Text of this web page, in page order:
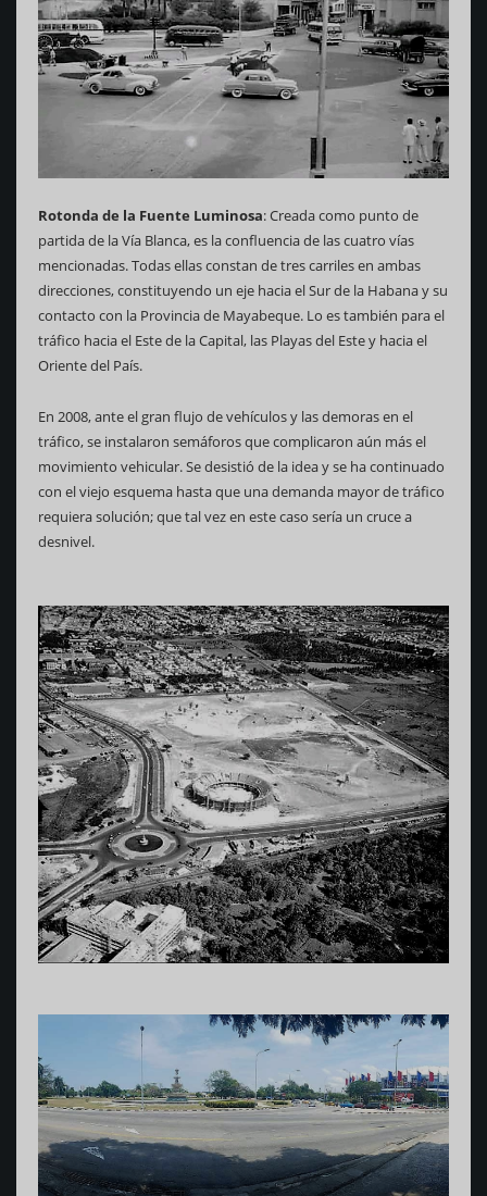
Rotonda de la Fuente Luminosa: Creada como punto de
partida de la Vía Blanca, es la confluencia de las cuatro vías
mencionadas. Todas ellas constan de tres carriles en ambas
direcciones, constituyendo un eje hacia el Sur de la Habana y su
contacto con la Provincia de Mayabeque. Lo es también para el
tráfico hacia el Este de la Capital, las Playas del Este y hacia el
Oriente del País.
En 2008, ante el gran flujo de vehículos y las demoras en el
tráfico, se instalaron semáforos que complicaron aún más el
movimiento vehicular. Se desistió de la idea y se ha continuado
con el viejo esquema hasta que una demanda mayor de tráfico
requiera solución; que tal vez en este caso sería un cruce a
desnivel.